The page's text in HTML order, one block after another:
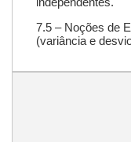
7.5 – Noções de
(variância e